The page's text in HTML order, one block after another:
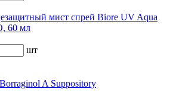
мист спрей Biore UV Aqua
60 мл
шт
A Suppository